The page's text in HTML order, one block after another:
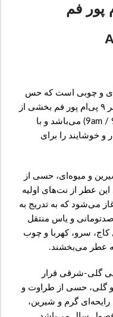
و چوبی است که حس
شادابی و طراوت را به همراه دارد. عطر ۹ پی‌ام پور فم بخشی از
مجموعه مشهور ۹ ای‌ام / ۹ پی‌ام (9am / 9pm) می‌باشد و با
و خوشایند را برای
شیرین و میوه‌ای، حسی از
عطر از نت‌های اولیه
می‌شود که به تدریج به
و یاس منتقل
سرو، کهربا و چوب
عطر می‌بخشند.
بویایی گلی-شرقی قرار
و گلی، حسی از طراوت و
گرم و شیرین،